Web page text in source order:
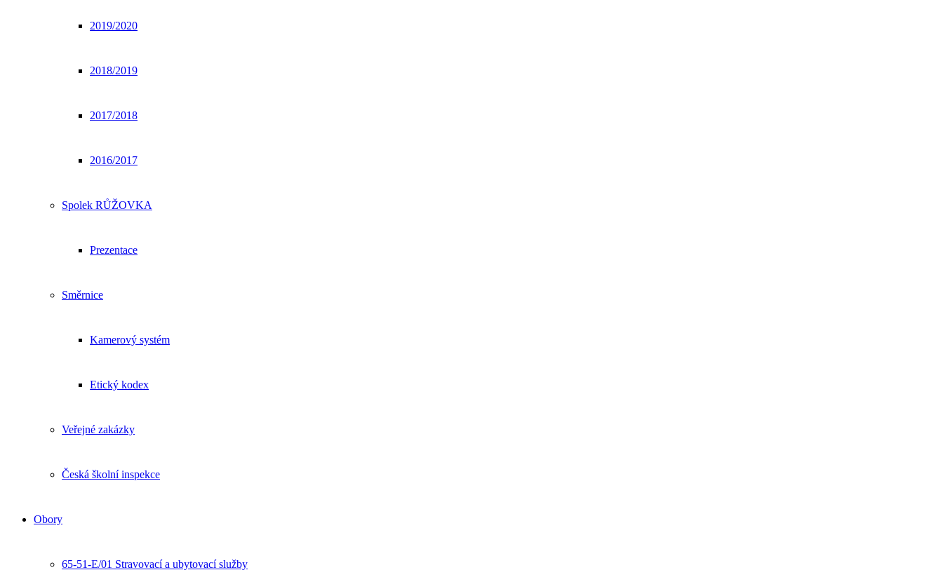
2019/2020
2018/2019
2017/2018
2016/2017
Spolek RŮŽOVKA
Prezentace
Směrnice
Kamerový systém
Etický kodex
Veřejné zakázky
Česká školní inspekce
Obory
65-51-E/01 Stravovací a ubytovací služby